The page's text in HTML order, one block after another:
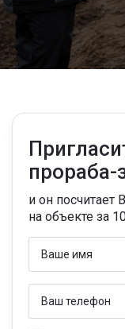
и он посчитает
на объекте за